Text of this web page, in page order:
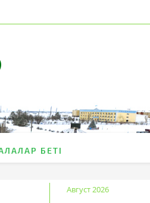
БЕТІ
Август 2026